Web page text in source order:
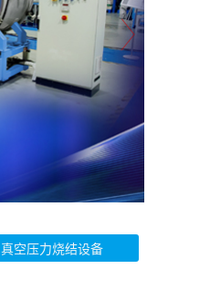
真空压力烧结设备